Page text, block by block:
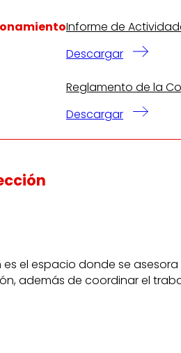
Informe de
Descargar
Reglamento de la
Descargar
es el espacio donde se asesora
además de coordinar el